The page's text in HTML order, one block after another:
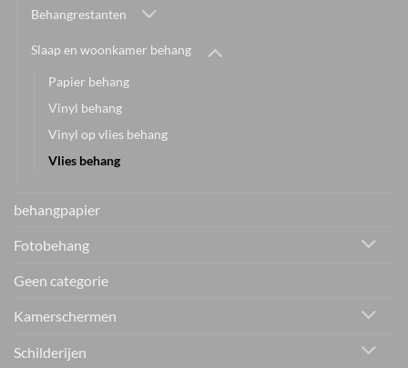
Behangrestanten
Slaap en woonkamer behang
Papier behang
Vinyl behang
Vinyl op vlies behang
Vlies behang
behangpapier
Fotobehang
Geen categorie
Kamerschermen
Schilderijen